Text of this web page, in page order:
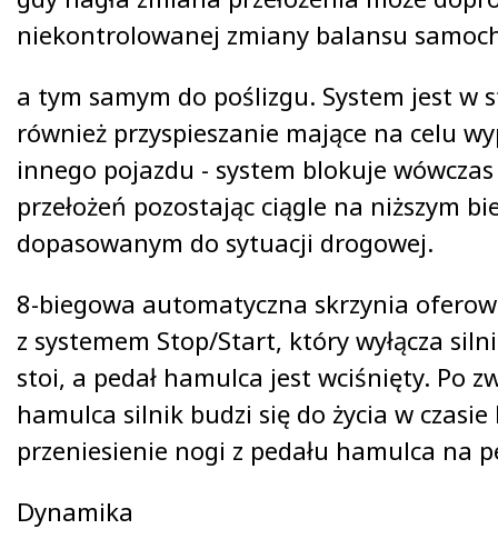
niekontrolowanej zmiany balansu
a tym samym do poślizgu. System jest w
również przyspieszanie mające na celu
innego pojazdu - system blokuje
przełożeń pozostając ciągle na niższym
dopasowanym do sytuacji drogowej.
8-biegowa automatyczna skrzynia
z systemem Stop/Start, który wyłącza
stoi, a pedał hamulca jest wciśnięty. Po
hamulca silnik budzi się do życia w
przeniesienie nogi z pedału hamulca na
Dynamika